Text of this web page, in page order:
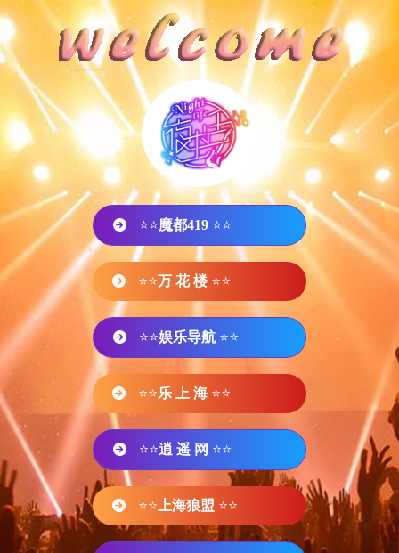
⭐⭐魔都419 ⭐⭐
⭐⭐万 花 楼 ⭐⭐
⭐⭐娱乐导航 ⭐⭐
⭐⭐乐 上 海 ⭐⭐
⭐⭐逍 遥 网 ⭐⭐
⭐⭐ 上海狼盟 ⭐⭐